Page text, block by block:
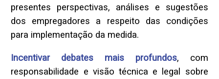
presentes perspectivas, análises e sugestões
dos empregadores a respeito das condições
para implementação da medida.
Incentivar debates mais profundos, com
responsabilidade e visão técnica e legal sobre